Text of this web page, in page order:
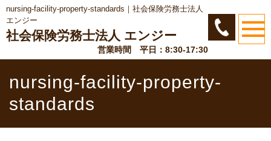
nursing-facility-property-standards｜社会保険労務士法人
エンジー
社会保険労務士法人 エンジー
営業時間 平日：8:30-17:30
nursing-facility-property-
standards